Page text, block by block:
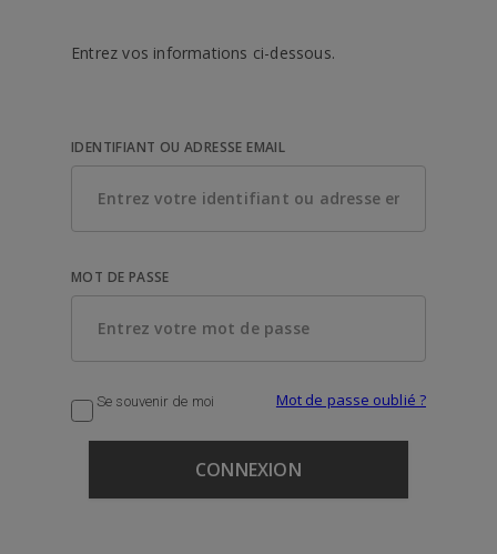
Entrez vos informations ci-dessous.
IDENTIFIANT OU ADRESSE EMAIL
MOT DE PASSE
Se souvenir de moi Mot de passe oublié ?